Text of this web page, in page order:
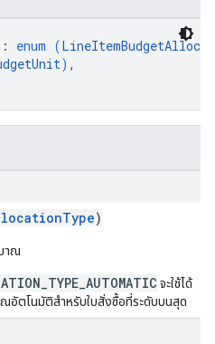
: enum (
) ,
)
าณ
จะใช้ได้
อัตโนมัติสำหรับใบสั่งซื้อที่ระดับบนสุด